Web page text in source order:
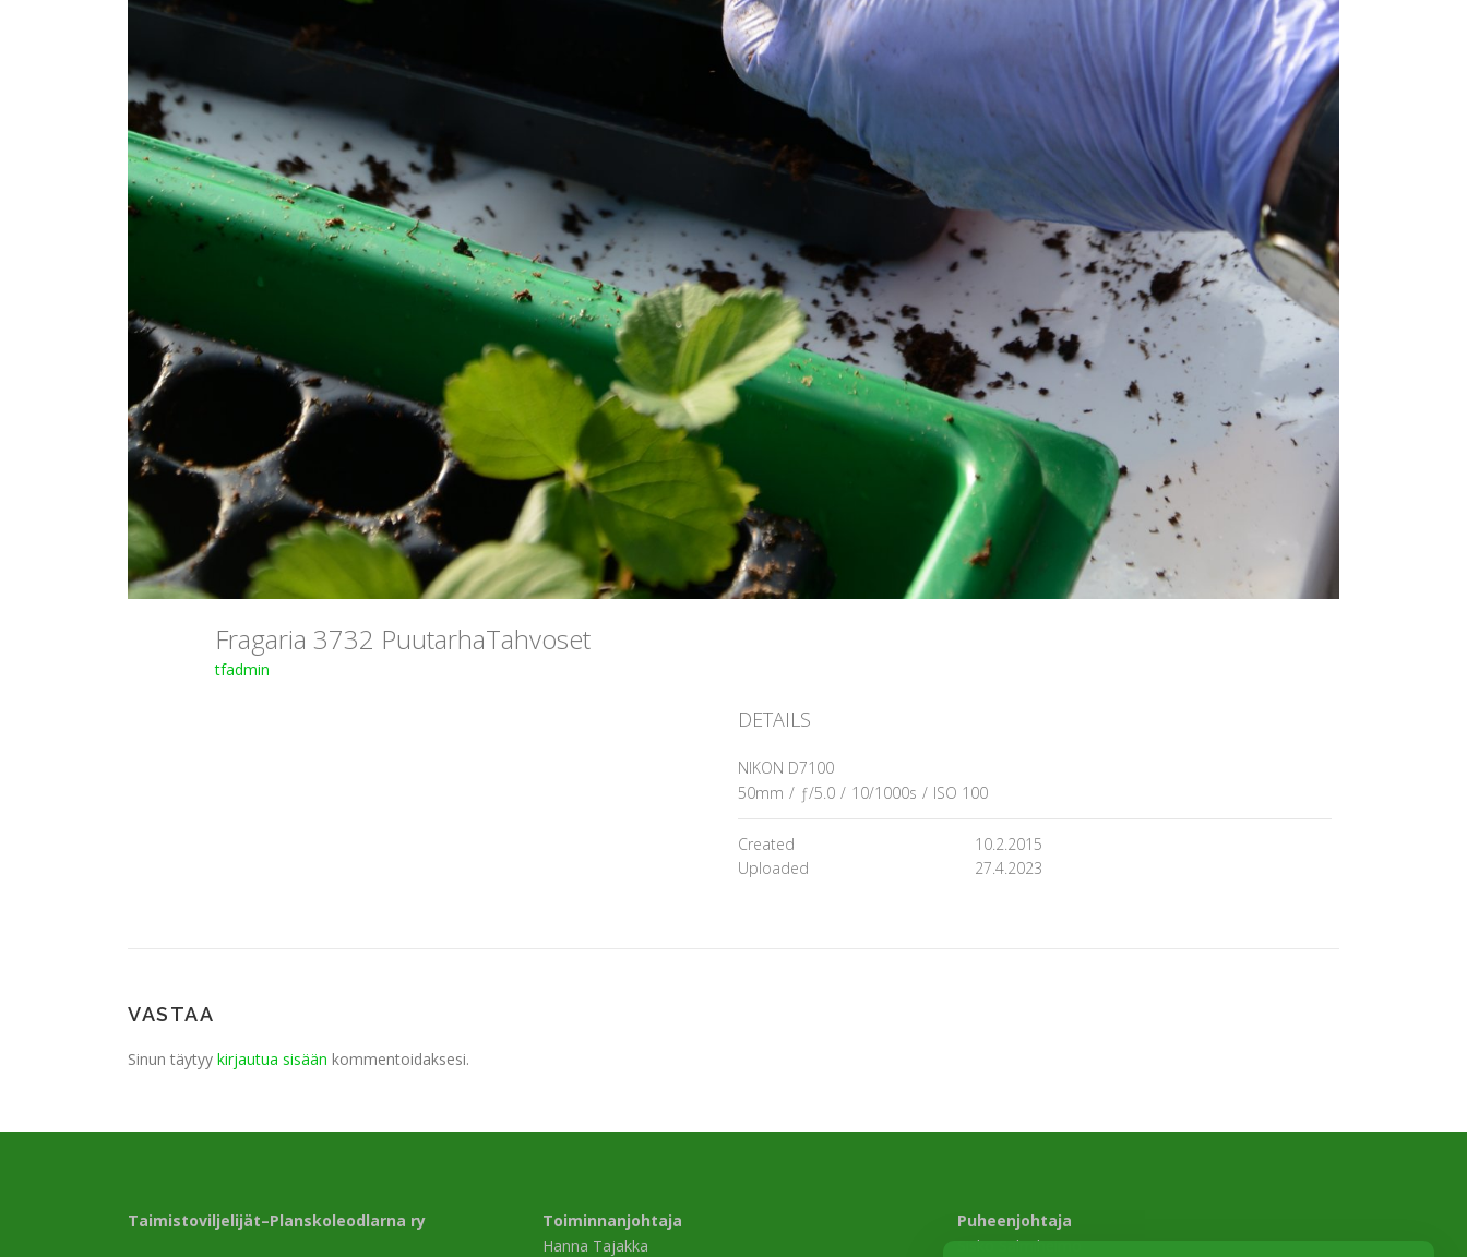
Fragaria 3732 PuutarhaTahvoset
tfadmin
DETAILS
NIKON D7100
50mm / ƒ/5.0 / 10/1000s / ISO 100
Created
10.2.2015
Uploaded
27.4.2023
VASTAA
Sinun täytyy kirjautua sisään kommentoidaksesi.
Taimistoviljelijät–Planskoleodlarna ry
Toiminnanjohtaja
Hanna Tajakka
Puheenjohtaja
Sisko Salmiheimo